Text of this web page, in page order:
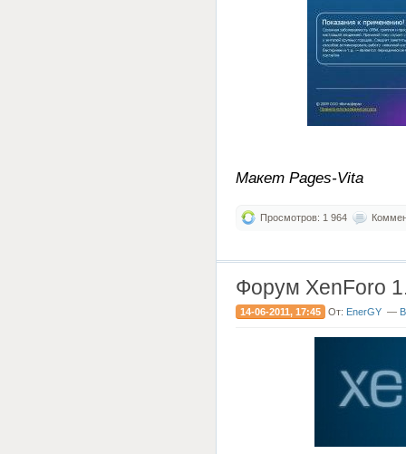
Макет Pages-Vita
Просмотров: 1 964
Форум XenForo
14-06-2011, 17:45 От: EnerGY —